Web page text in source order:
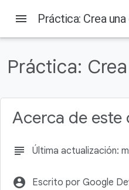
1. Antes de comenzar
Requisitos previos
Qué compilarás
2. Primeros pasos
menu Práctica: Crea
Práctica:
Acerca de este
subject Última actualización:
account_circle Escrito por Google